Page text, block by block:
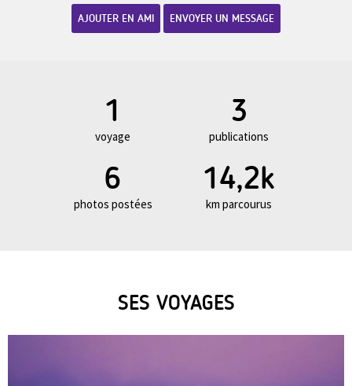
AJOUTER EN AMI ENVOYER UN MESSAGE
1
voyage
3
publications
6
photos postées
14,2k
km parcourus
SES VOYAGES